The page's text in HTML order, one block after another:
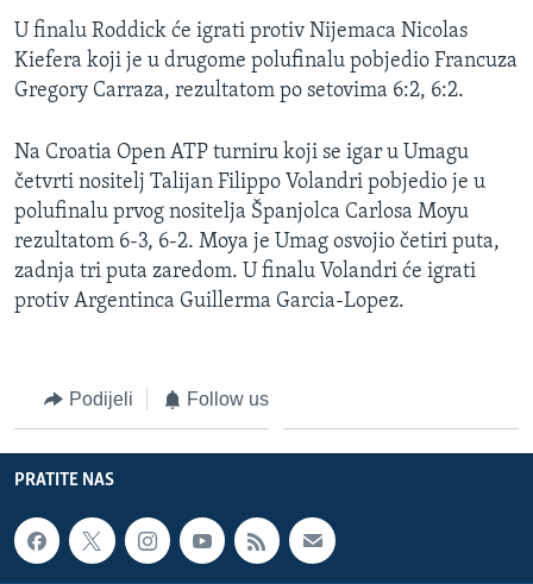
IZBJEGLIČKA STRANA
MAGAZIN
Learning English
PRATITE NAS
U finalu Roddick će igrati protiv Nijemaca Nicolas
Kiefera koji je u drugome polufinalu pobjedio Francuza
Gregory Carraza, rezultatom po setovima 6:2, 6:2.
Na Croatia Open ATP turniru koji se igar u Umagu
četvrti nositelj Talijan Filippo Volandri pobjedio je u
polufinalu prvog nositelja Španjolca Carlosa Moyu
rezultatom 6-3, 6-2. Moya je Umag osvojio četiri puta,
zadnja tri puta zaredom. U finalu Volandri će igrati
protiv Argentinca Guillerma Garcia-Lopez.
Podijeli Follow us
PRATITE NAS